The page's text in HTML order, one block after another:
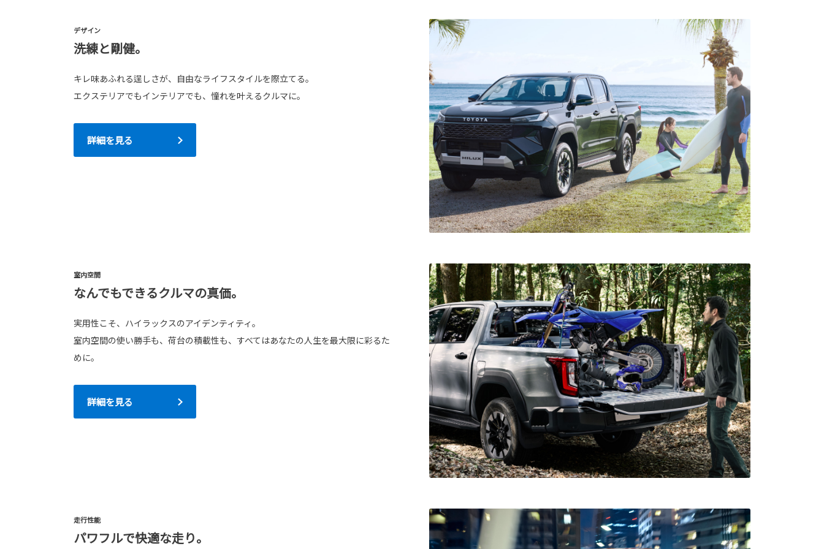
デザイン
洗練と剛健。
キレ味あふれる逞しさが、自由なライフスタイルを際立てる。
エクステリアでもインテリアでも、憧れを叶えるクルマに。
詳細を見る
室内空間
なんでもできるクルマの真価。
実用性こそ、ハイラックスのアイデンティティ。
室内空間の使い勝手も、荷台の積載性も、すべてはあなたの人生を最大限に彩るた
めに。
詳細を見る
走行性能
パワフルで快適な走り。